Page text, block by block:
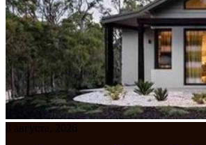
8 августа, 2026